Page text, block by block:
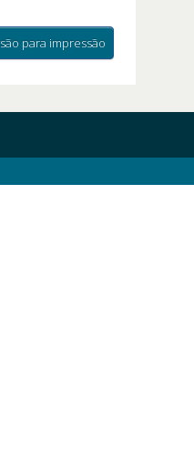
para impressão